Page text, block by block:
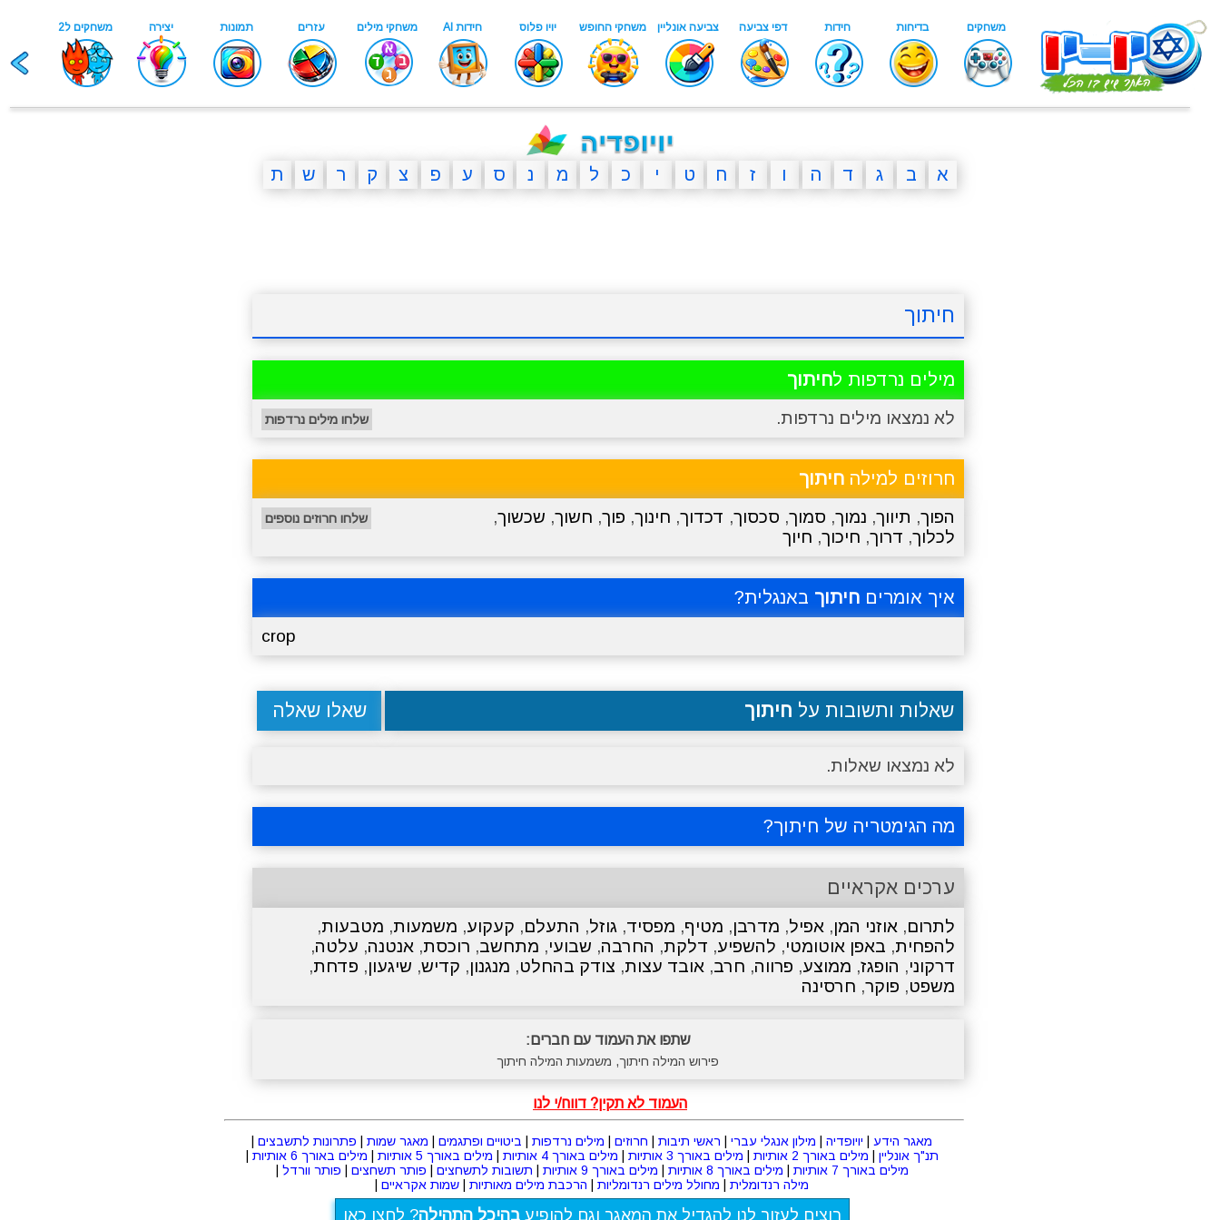
א ב ג ד ה ו ז ח ט י כ ל מ נ ס ע פ צ ק ר ש ת
חיתוך
מילים נרדפות לחיתוך
לא נמצאו מילים נרדפות. שלחו מילים נרדפות
חרוזים למילה חיתוך
הפוך, תיווך, נמוך, סמוך, סכסוך, דכדוך, חינוך, פוך, חשוך, שכשוך,
לכלוך, דרוך, חיכוך, חיוך
שלחו חרוזים נוספים
איך אומרים חיתוך באנגלית?
crop
שאלות ותשובות על חיתוך שאלו שאלה
לא נמצאו שאלות.
מה הגימטריה של חיתוך?
ערכים אקראיים
לתרום, אוזני המן, אפיל, מדרבן, מטיף, מפסיד, גוזל, התעלם, קעקוע, משמעות, מטבעות,
להפחית, באפן אוטומטי, להשפיע, דלקת, החרבה, שבועי, מתחשב, רוכסת, אנטנה, עלטה,
דרקוני, הופגז, ממוצע, פרווה, חרב, אובד עצות, צודק בהחלט, מנגנון, קדיש, שיגעון, פדחת,
משפט, פוקר, חרסינה
שתפו את העמוד עם חברים:
פירוש המילה חיתוך, משמעות המילה חיתוך
העמוד לא תקין? דווח/י לנו
מאגר הידע יויופדיה מילון אנגלי עברי ראשי תיבות חרוזים מילים נרדפות ביטויים ופתגמים מאגר שמות פתרונות לתשבצים
תנ"ך אונליין
מילים באורך 2 אותיות מילים באורך 3 אותיות מילים באורך 4 אותיות מילים באורך 5 אותיות מילים באורך 6 אותיות
מילים באורך 7 אותיות
מילים באורך 8 אותיות מילים באורך 9 אותיות תשובות לתשחצים פותר תשחצים פותר וורדל
מילה רנדומלית
מחולל מילים רנדומליות הרכבת מילים מאותיות שמות אקראיים
רוצים לעזור לנו להגדיל את המאגר וגם להופיעבהיכל התהילה? לחצו כאן